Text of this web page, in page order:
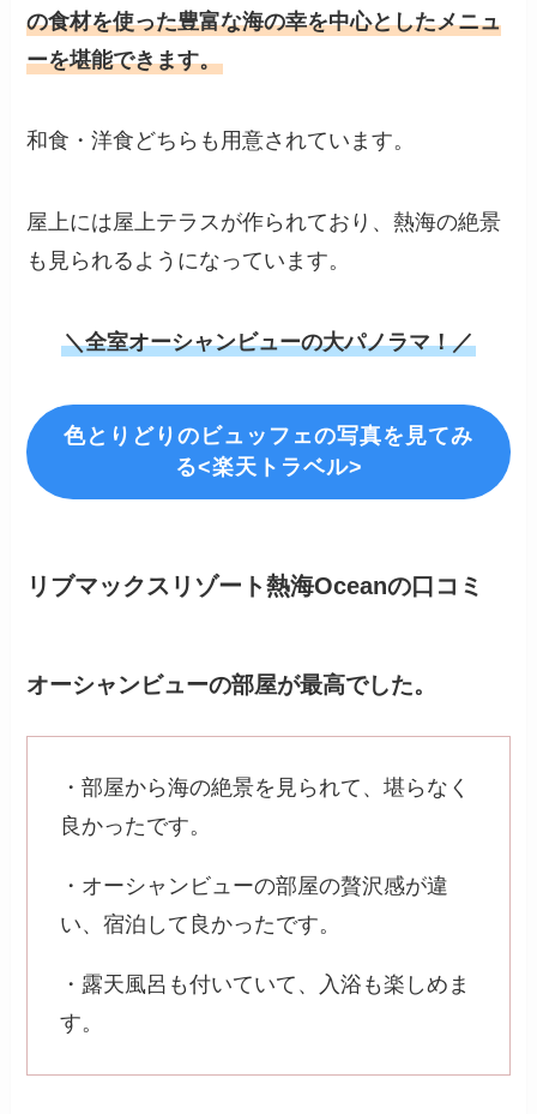
の食材を使った豊富な海の幸を中心としたメニュ
ーを堪能できます。
和食・洋食どちらも用意されています。
屋上には屋上テラスが作られており、熱海の絶景
も見られるようになっています。
＼全室オーシャンビューの大パノラマ！／
色とりどりのビュッフェの写真を見てみ
る<楽天トラベル>
リブマックスリゾート熱海Oceanの口コミ
オーシャンビューの部屋が最高でした。
・部屋から海の絶景を見られて、堪らなく
良かったです。
・オーシャンビューの部屋の贅沢感が違
い、宿泊して良かったです。
・露天風呂も付いていて、入浴も楽しめま
す。